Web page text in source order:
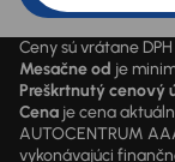
Ceny sú vrátane
Mesačne od je
Preškrtnutý cenový
Cena je cena
AUTOCENTRUM
vykonávajúci